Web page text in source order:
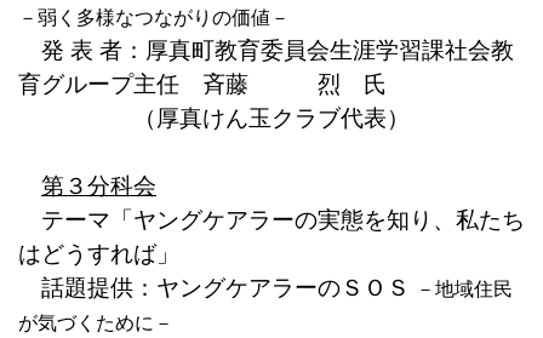
－弱く多様なつながりの価値－
発 表 者：厚真町教育委員会生涯学習課社会教
育グループ主任 斉藤 烈 氏
（厚真けん玉クラブ代表）
第３分科会
テーマ「ヤングケアラーの実態を知り、私たち
はどうすれば」
話題提供：ヤングケアラーのＳＯＳ －地域住民
が気づくために－